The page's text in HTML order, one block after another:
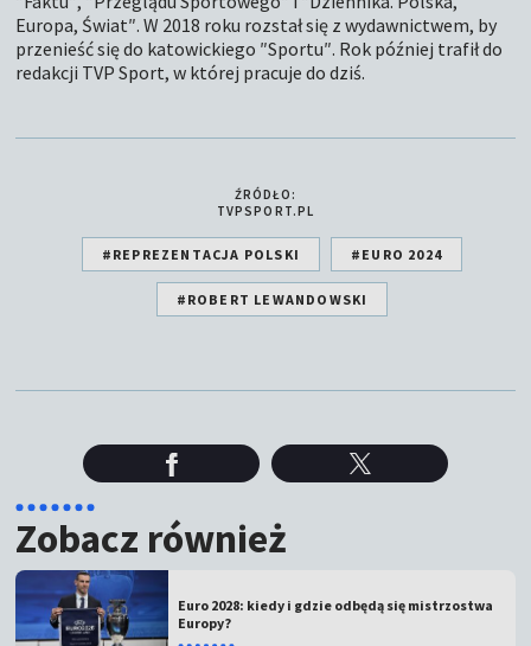
Europa, Świat″. W 2018 roku rozstał się z wydawnictwem, by
przenieść się do katowickiego ″Sportu″. Rok później trafił do
redakcji TVP Sport, w której pracuje do dziś.
ŹRÓDŁO:
TVPSPORT.PL
#REPREZENTACJA POLSKI #EURO 2024
#ROBERT LEWANDOWSKI
Zobacz również
Euro 2028: kiedy i gdzie odbędą się mistrzostwa
Europy?